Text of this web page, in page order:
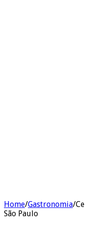
Home/Gastronomia/
São Paulo